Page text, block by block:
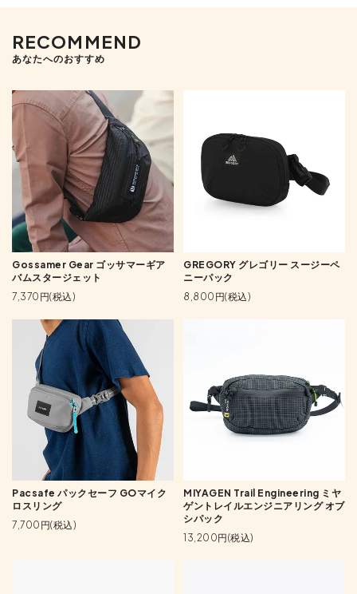
RECOMMEND
あなたへのおすすめ
Gossamer Gear ゴッサマーギア
バムスタージェット
7,370円(税込)
GREGORY グレゴリー スージーペ
ニーパック
8,800円(税込)
Pacsafe パックセーフ GOマイク
ロスリング
7,700円(税込)
MIYAGEN Trail Engineering ミヤ
ゲントレイルエンジニアリング オブ
シパック
13,200円(税込)